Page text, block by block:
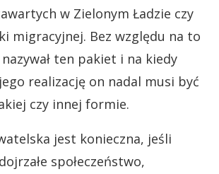
w Zielonym Ładzie czy
migracyjnej. Bez względu na to
ten pakiet i na kiedy
realizację on nadal musi być
czy innej formie.
jest konieczna, jeśli
społeczeństwo,